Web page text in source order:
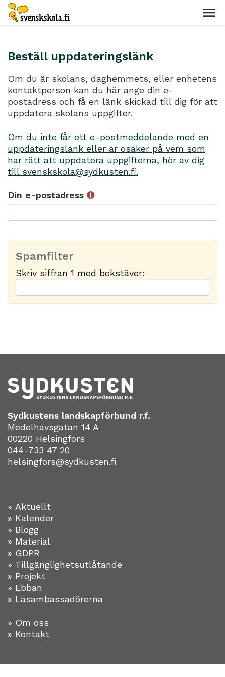
Beställ uppdateringslänk
Om du är skolans, daghemmets, eller enhetens
kontaktperson kan du här ange din e-
postadress och få en länk skickad till dig för att
uppdatera skolans uppgifter.
Om du inte får ett e-postmeddelande med en
uppdateringslänk eller är osäker på vem som
har rätt att uppdatera uppgifterna, hör av dig
till svenskskola@sydkusten.fi.
Din e-postadress
Spamfilter
Skriv siffran 1 med bokstäver:
Sydkustens landskapförbund r.f.
Medelhavsgatan 14 A
00220 Helsingfors
044-733 47 20
helsingfors@sydkusten.fi
» Aktuellt
» Kalender
» Blogg
» Material
» GDPR
» Tillgänglighetsutlåtande
» Projekt
» Ebban
» Läsambassadörerna
» Om oss
» Kontakt